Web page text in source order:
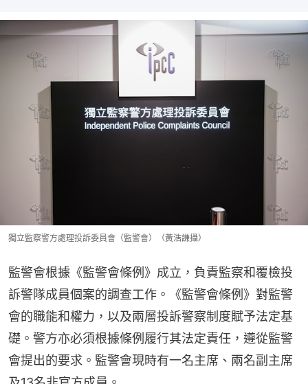
獨立監察警方處理投訴委員會（監警會）（黃浩謙攝）
監警會根據《監警會條例》成立，負責監察和覆檢投
訴警隊成員個案的調查工作。《監警會條例》對監警
會的職能和權力，以及兩層投訴警察制度賦予法定基
礎。警方亦必須根據條例履行其法定責任，遵從監警
會提出的要求。監警會現時有一名主席、兩名副主席